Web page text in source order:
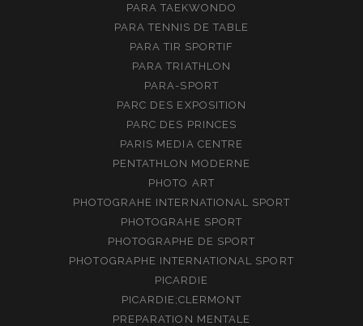
PARA TAEKWONDO
PARA TENNIS DE TABLE
PARA TIR SPORTIF
PARA TRIATHLON
PARA-SPORT
PARC DES EXPOSITION
PARC DES PRINCES
PARIS MEDIA CENTRE
PENTATHLON MODERNE
PHOTO ART
PHOTOGRAHE INTERNATIONAL SPORT
PHOTOGRAHE SPORT
PHOTOGRAPHE DE SPORT
PHOTOGRAPHE INTERNATIONAL SPORT
PICARDIE
PICARDIE;CLERMONT
PREPARATION MENTALE